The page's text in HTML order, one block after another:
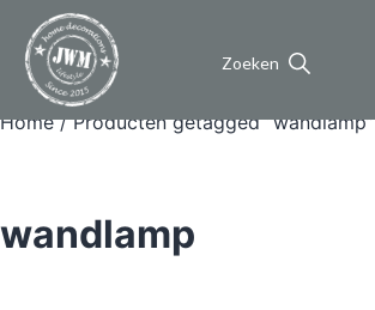
Zoeken
Home/ Producten getagged “wandlamp”
wandlamp